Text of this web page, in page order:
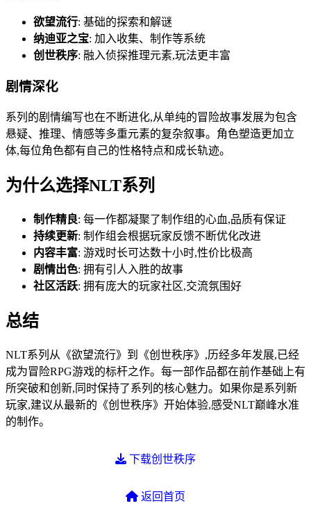
欲望流行: 基础的探索和解谜
纳迪亚之宝: 加入收集、制作等系统
创世秩序: 融入侦探推理元素,玩法更丰富
剧情深化
系列的剧情编写也在不断进化,从单纯的冒险故事发展为包含
悬疑、推理、情感等多重元素的复杂叙事。角色塑造更加立
体,每位角色都有自己的性格特点和成长轨迹。
为什么选择NLT系列
制作精良: 每一作都凝聚了制作组的心血,品质有保证
持续更新: 制作组会根据玩家反馈不断优化改进
内容丰富: 游戏时长可达数十小时,性价比极高
剧情出色: 拥有引人入胜的故事
社区活跃: 拥有庞大的玩家社区,交流氛围好
总结
NLT系列从《欲望流行》到《创世秩序》,历经多年发展,已经
成为冒险RPG游戏的标杆之作。每一部作品都在前作基础上有
所突破和创新,同时保持了系列的核心魅力。如果你是系列新
玩家,建议从最新的《创世秩序》开始体验,感受NLT巅峰水准
的制作。
下载创世秩序
返回首页